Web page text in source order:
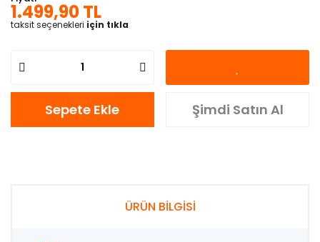
1.499,90 TL
taksit seçenekleri için tıkla
Sepete Ekle Şimdi Satın Al
ÜRÜN BİLGİSİ